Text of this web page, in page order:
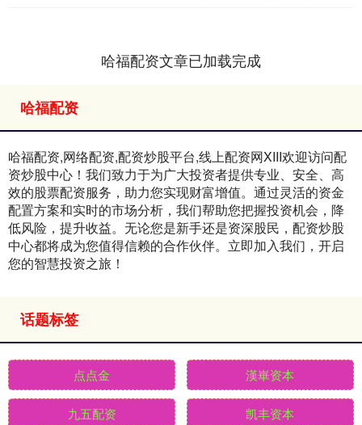
哈福配资文章已加载完成
哈福配资
哈福配资,网络配资,配资炒股平台,线上配资网XIII‌欢迎访问配
资炒股中心！我们致力于为广大投资者提供专业、安全、高
效的股票配资服务，助力您实现财富增值。通过灵活的资金
配置方案和实时的市场分析，我们帮助您把握投资机会，降
低风险，提升收益。无论您是新手还是资深股民，配资炒股
中心都将成为您值得信赖的合作伙伴。立即加入我们，开启
您的智慧投资之旅！
话题标签
点点金 漢崋资本
九五配资 凯丰资本